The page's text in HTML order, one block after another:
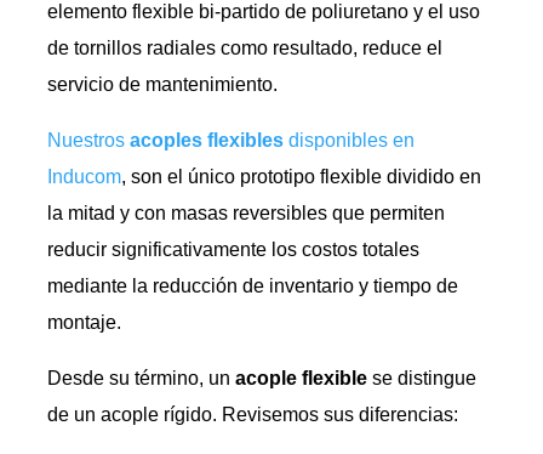
elemento flexible bi-partido de poliuretano y el uso
de tornillos radiales como resultado, reduce el
servicio de mantenimiento.
Nuestros acoples flexiblesdisponibles en
Inducom, son el único prototipo flexible dividido en
la mitad y con masas reversibles que permiten
reducir significativamente los costos totales
mediante la reducción de inventario y tiempo de
montaje.
Desde su término, un acople flexiblese distingue
de un acople rígido. Revisemos sus diferencias: